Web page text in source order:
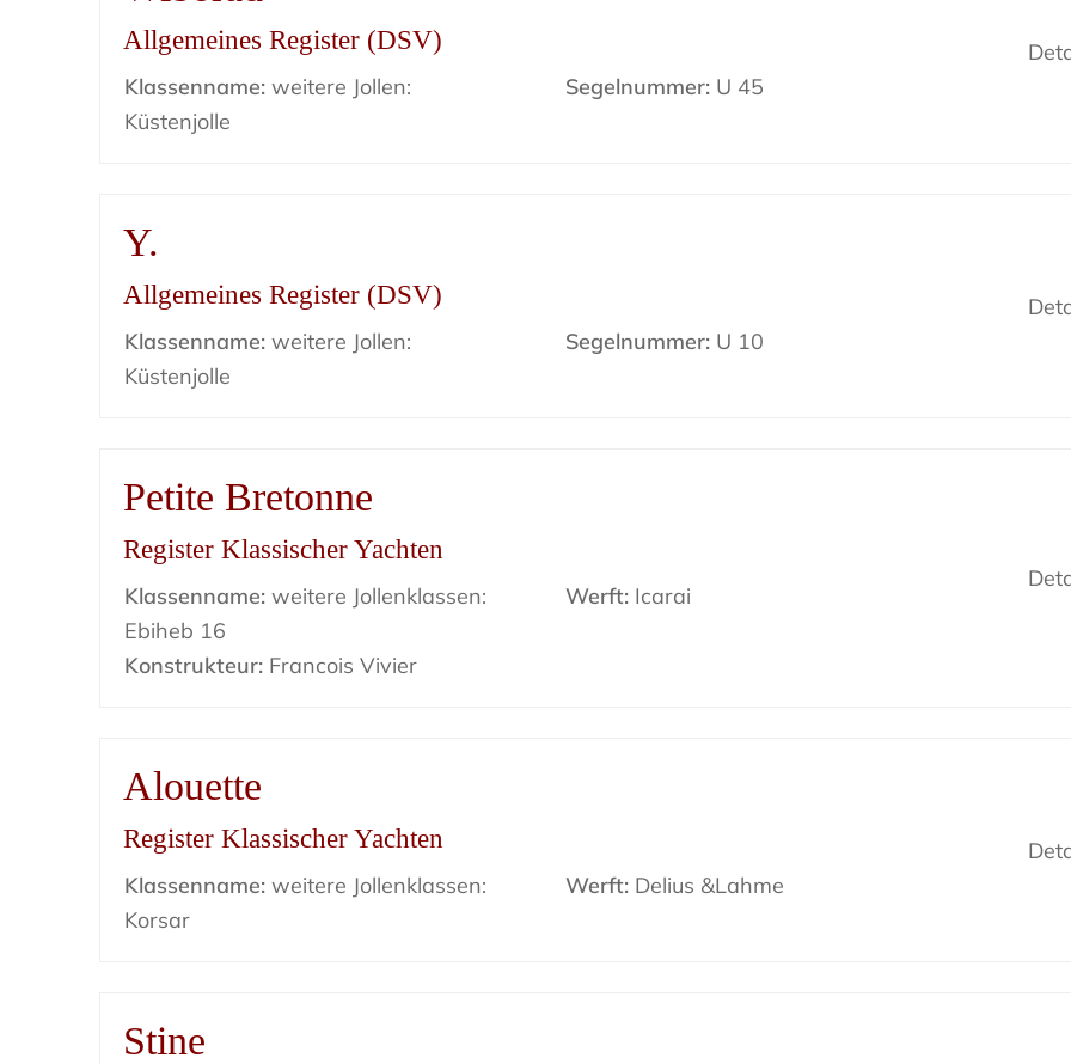
Allgemeines Register (DSV)
Klassenname: weitere Jollen:
Küstenjolle
Segelnummer:U 45
Y.
Allgemeines Register (DSV)
Klassenname: weitere Jollen:
Küstenjolle
Segelnummer:U 10
Petite Bretonne
Register Klassischer Yachten
Klassenname: weitere Jollenklassen:
Ebiheb 16
Werft:Icarai
Konstrukteur: Francois Vivier
Alouette
Register Klassischer Yachten
Klassenname: weitere Jollenklassen:
Korsar
Werft:Delius &Lahme
Stine